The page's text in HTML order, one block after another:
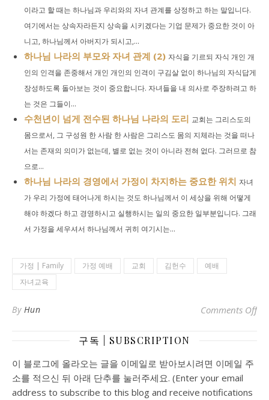
이라고 할 때는 하나님과 우리와의 자녀 관계를 상정하고 하는 말입니다.
여기에서는 상속자라든지 상속을 시키겠다는 기업 문제가 중요한 것이 아
니고, 하나님께서 아버지가 되시고,...
하나님 나라의 부모와 자녀 관계 (2) 자식을 기르되 자식 개인 개
인의 인격을 존중해서 개인 개인의 인격이 구김살 없이 하나님의 자식답게
장성하도록 돌아보는 것이 중요합니다. 자녀들을 내 의사로 주장하려고 하
는 것은 그들이...
수천년이 넘게 전수된 하나님 나라의 도리 교회는 그리스도의
몸으로서, 그 구성원 한 사람 한 사람은 그리스도 몸의 지체라는 것을 떠나
서는 존재의 의미가 없는데, 별로 없는 것이 아니라 전혀 없다. 그러므로 참
으로...
하나님 나라의 경영에서 가정이 차지하는 중요한 위치 자녀
가 우리 가정에 태어나게 하시는 것도 하나님께서 이 세상을 위해 어떻게
해야 하겠다 하고 경영하시고 실행하시는 일의 중요한 일부분입니다. 그래
서 가정을 세우셔서 하나님께서 귀히 여기시는...
가정 | Family 가정 예배 교회 김헌수
예배
자녀교육
By Hun Comments Offon
구독 | SUBSCRIPTION
이 블로그에 올라오는 글을 이메일로 받아보시려면 이메일 주
소를 적으신 뒤 아래 단추를 눌러주세요. (Enter your email
address to subscribe to this blog and receive notifications